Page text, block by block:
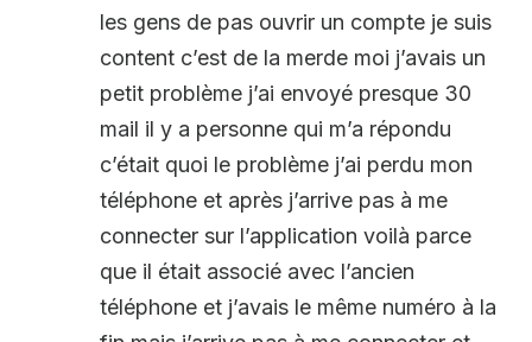
les gens de pas ouvrir un compte je suis
content c’est de la merde moi j’avais un
petit problème j’ai envoyé presque 30
mail il y a personne qui m’a répondu
c’était quoi le problème j’ai perdu mon
téléphone et après j’arrive pas à me
connecter sur l’application voilà parce
que il était associé avec l’ancien
téléphone et j’avais le même numéro à la